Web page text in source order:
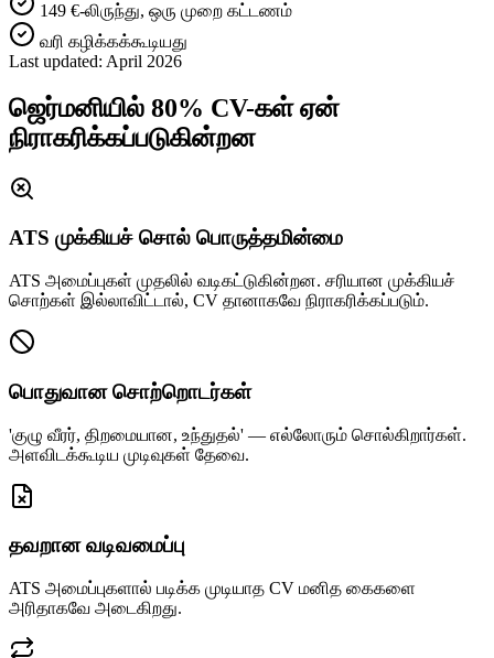
149 €-லிருந்து, ஒரு முறை கட்டணம்
வரி கழிக்கக்கூடியது
Last updated: April 2026
ஜெர்மனியில் 80% CV-கள் ஏன்
நிராகரிக்கப்படுகின்றன
ATS முக்கியச் சொல் பொருத்தமின்மை
ATS அமைப்புகள் முதலில் வடிகட்டுகின்றன. சரியான முக்கியச்
சொற்கள் இல்லாவிட்டால், CV தானாகவே நிராகரிக்கப்படும்.
பொதுவான சொற்றொடர்கள்
'குழு வீரர், திறமையான, உந்துதல்' — எல்லோரும் சொல்கிறார்கள்.
அளவிடக்கூடிய முடிவுகள் தேவை.
தவறான வடிவமைப்பு
ATS அமைப்புகளால் படிக்க முடியாத CV மனித கைகளை
அரிதாகவே அடைகிறது.